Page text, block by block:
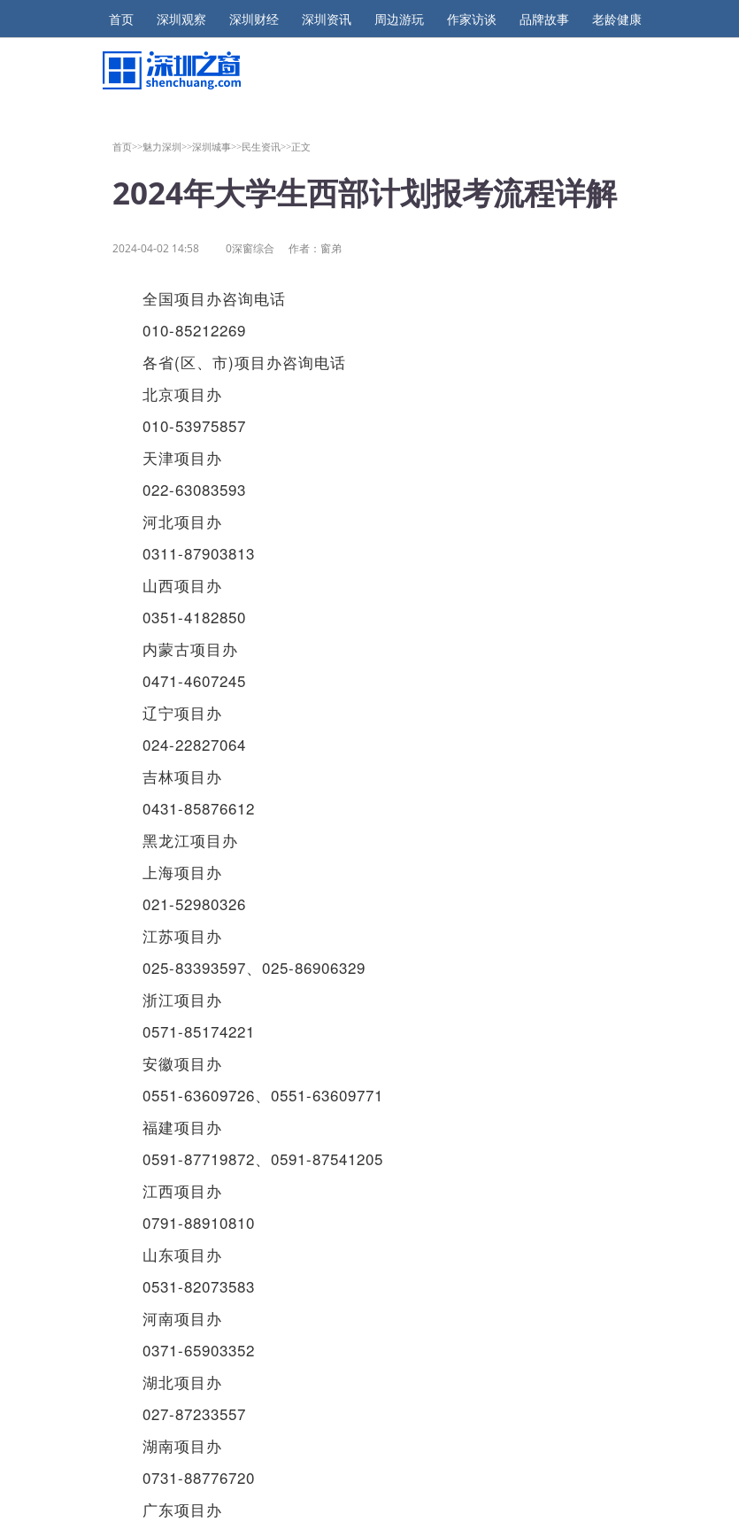
首页 深圳观察 深圳财经 深圳资讯 周边游玩 作家访谈 品牌故事 老龄健康
首页>>魅力深圳>>深圳城事>>民生资讯>>正文
2024年大学生西部计划报考流程详解
2024-04-02 14:58 0深窗综合 作者：窗弟
全国项目办咨询电话
010-85212269
各省(区、市)项目办咨询电话
北京项目办
010-53975857
天津项目办
022-63083593
河北项目办
0311-87903813
山西项目办
0351-4182850
内蒙古项目办
0471-4607245
辽宁项目办
024-22827064
吉林项目办
0431-85876612
黑龙江项目办
上海项目办
021-52980326
江苏项目办
025-83393597、025-86906329
浙江项目办
0571-85174221
安徽项目办
0551-63609726、0551-63609771
福建项目办
0591-87719872、0591-87541205
江西项目办
0791-88910810
山东项目办
0531-82073583
河南项目办
0371-65903352
湖北项目办
027-87233557
湖南项目办
0731-88776720
广东项目办